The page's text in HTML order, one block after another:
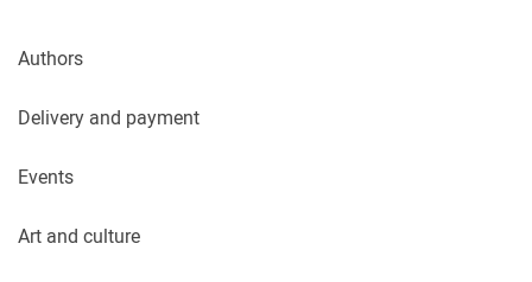
Authors
Delivery and payment
Events
Art and culture